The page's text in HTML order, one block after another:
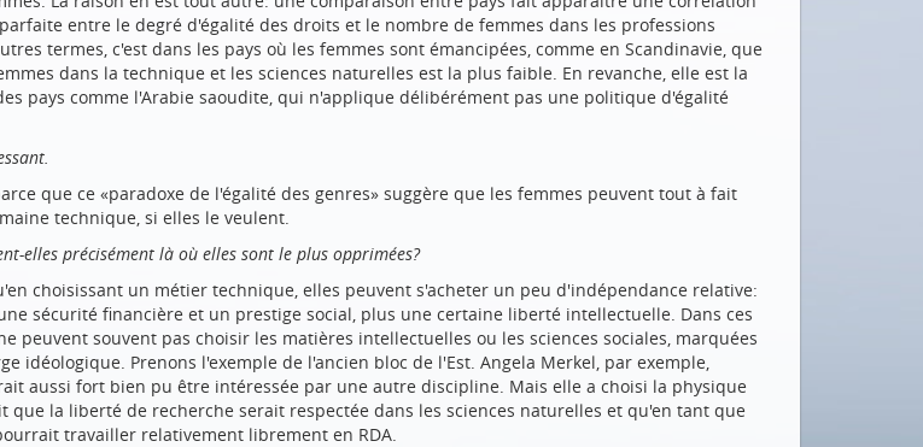
entre le degré d'égalité des droits et le nombre de femmes dans les professions
termes, c'est dans les pays où les femmes sont émancipées, comme en Scandinavie, que
dans la technique et les sciences naturelles est la plus faible. En revanche, elle est la
pays comme l'Arabie saoudite, qui n'applique délibérément pas une politique d'égalité
que ce «paradoxe de l'égalité des genres» suggère que les femmes peuvent tout à fait
technique, si elles le veulent.
elles précisément là où elles sont le plus opprimées?
choisissant un métier technique, elles peuvent s'acheter un peu d'indépendance relative:
sécurité financière et un prestige social, plus une certaine liberté intellectuelle. Dans ces
peuvent souvent pas choisir les matières intellectuelles ou les sciences sociales, marquées
idéologique. Prenons l'exemple de l'ancien bloc de l'Est. Angela Merkel, par exemple,
aussi fort bien pu être intéressée par une autre discipline. Mais elle a choisi la physique
que la liberté de recherche serait respectée dans les sciences naturelles et qu'en tant que
travailler relativement librement en RDA.